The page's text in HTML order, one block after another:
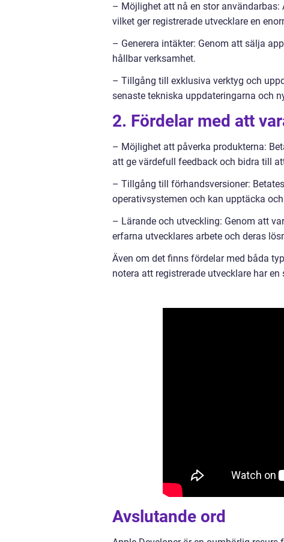
– Möjlighet att nå en stor användarbas:
vilket ger registrerade utvecklare en
– Generera intäkter: Genom att sälja
hållbar verksamhet.
– Tillgång till exklusiva verktyg och
senaste tekniska uppdateringarna och
2. Fördelar med att
– Möjlighet att påverka produkterna:
att ge värdefull feedback och bidra till
– Tillgång till förhandsversioner:
operativsystemen och kan upptäcka
– Lärande och utveckling: Genom att
erfarna utvecklares arbete och deras
Även om det finns fördelar med båda
notera att registrerade utvecklare har
Avslutande ord